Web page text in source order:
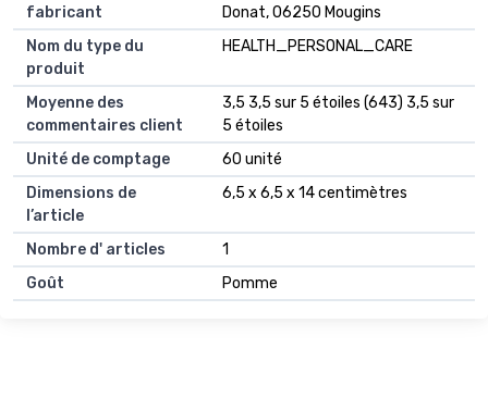
fabricant
Donat, 06250 Mougins
Nom du type du
produit
HEALTH_PERSONAL_CARE
Moyenne des
commentaires client
3,5 3,5 sur 5 étoiles (643) 3,5 sur
5 étoiles
Unité de comptage
60 unité
Dimensions de
l’article
6,5 x 6,5 x 14 centimètres
Nombre d' articles
1
Goût
Pomme